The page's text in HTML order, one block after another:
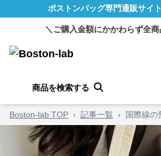
ボストンバッグ専門通販サイ
＼ご購入金額にかかわらず全
商品を検索する
Boston-lab TOP › 記事一覧 › 国際線